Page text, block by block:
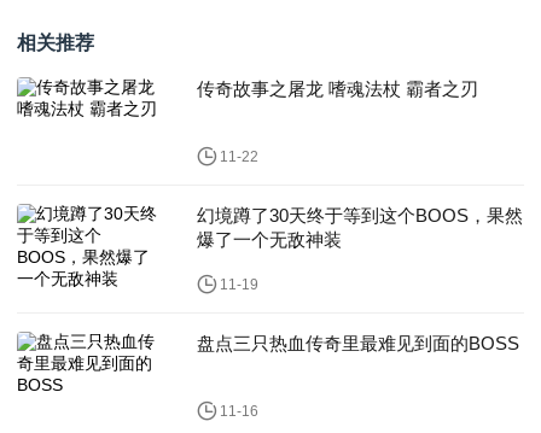
相关推荐
传奇故事之屠龙 嗜魂法杖 霸者之刃
11-22
幻境蹲了30天终于等到这个BOOS，果然
爆了一个无敌神装
11-19
盘点三只热血传奇里最难见到面的BOSS
11-16